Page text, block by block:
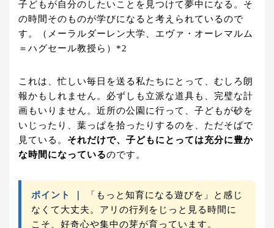
子どもが自分のしたいことを見つけて夢中になる。そ
の時間そのものが学びになると考えられているので
す。（メーラルダーレン大学、エヴァ・オーレマルム
＝ハグセール教授ら）*2
これは、忙しい毎日を送る私たちにとって、むしろ朗
報かもしれません。必ずしも立派な道具も、完璧な計
画もいりません。近所の公園に行って、子どもが砂を
いじったり、葉っぱを拾ったりするのを、ただそばで
見ている。 それだけで、子どもにとっては充分に豊か
な時間になっているのです。
ポイント ｜
「もっと知育になる遊びを」と感じ
なくて大丈夫。アリの行列をじっと見る時間に
こそ、好奇心や集中の芽が育っています。